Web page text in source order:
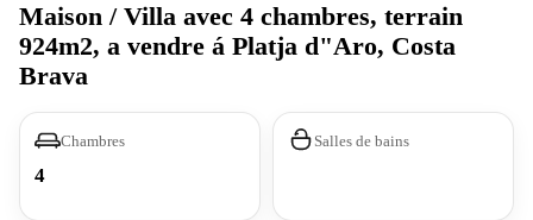
Maison / Villa avec 4 chambres, terrain
924m2, a vendre á Platja d"Aro, Costa
Brava
Chambres
4
Salles de bains